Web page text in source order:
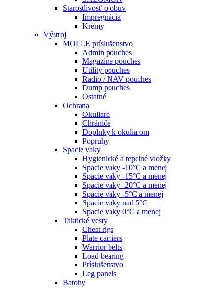
Starostlivosť o obuv
Impregnácia
Krémy
Výstroj
MOLLE príslušenstvo
Admin pouches
Magazine pouches
Utility pouches
Radio / NAV pouches
Dump pouches
Ostatné
Ochrana
Okuliare
Chrániče
Doplnky k okuliarom
Popruhy
Spacie vaky
Hygienické a tepelné vložky
Spacie vaky -10°C a menej
Spacie vaky -15°C a menej
Spacie vaky -20°C a menej
Spacie vaky -5°C a menej
Spacie vaky nad 5°C
Spacie vaky 0°C a menej
Taktické vesty
Chest rigs
Plate carriers
Warrior belts
Load bearing
Príslušenstvo
Leg panels
Batohy